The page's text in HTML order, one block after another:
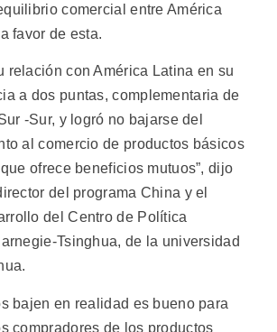
comercial entre América
favor de esta.
relación con América Latina en su
a dos puntas, complementaria de
-Sur, y logró no bajarse del
al comercio de productos básicos
ofrece beneficios mutuos”, dijo
del programa China y el
del Centro de Política
Tsinghua, de la universidad
bajen en realidad es bueno para
compradores de los productos